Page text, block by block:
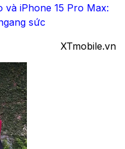
và iPhone 15 Pro Max:
sức
XTmobile.vn